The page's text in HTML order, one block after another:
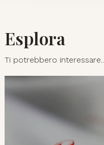
Esplora
Ti potrebbero interessare..